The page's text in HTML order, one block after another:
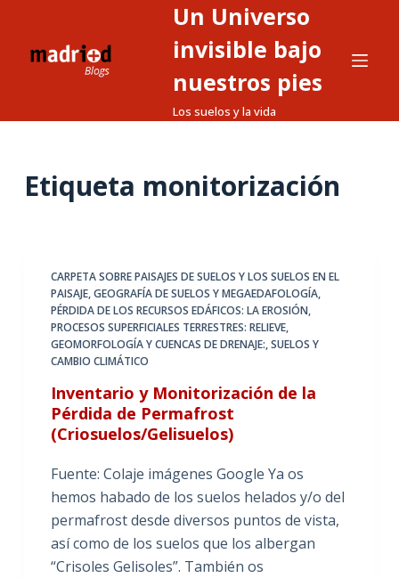
Un Universo
invisible bajo
nuestros pies
Los suelos y la vida
Etiqueta monitorización
CARPETA SOBRE PAISAJES DE SUELOS Y LOS SUELOS EN EL
PAISAJE,GEOGRAFÍA DE SUELOS Y MEGAEDAFOLOGÍA,
PÉRDIDA DE LOS RECURSOS EDÁFICOS: LA EROSIÓN,
PROCESOS SUPERFICIALES TERRESTRES: RELIEVE,
GEOMORFOLOGÍA Y CUENCAS DE DRENAJE:,SUELOS Y
CAMBIO CLIMÁTICO
Inventario y Monitorización de la
Pérdida de Permafrost
(Criosuelos/Gelisuelos)
Fuente: Colaje imágenes Google Ya os
hemos habado de los suelos helados y/o del
permafrost desde diversos puntos de vista,
así como de los suelos que los albergan
“Crisoles Gelisoles”. También os